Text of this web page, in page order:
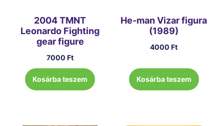
2004 TMNT
Leonardo Fighting
gear figure
7000Ft
Kosárba teszem
He-man Vizar figura
(1989)
4000Ft
Kosárba teszem